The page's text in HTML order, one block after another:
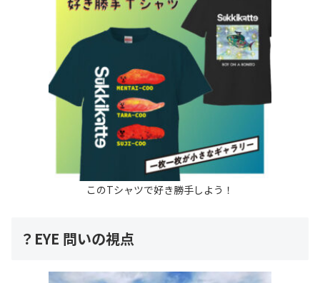
このTシャツで好き勝手しよう！
？EYE 問いの視点